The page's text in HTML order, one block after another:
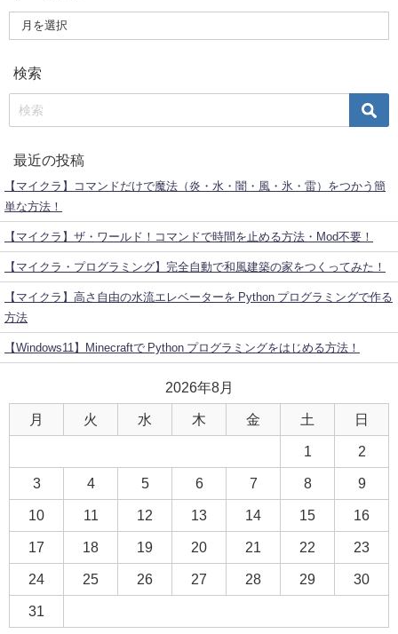
検索
最近の投稿
【マイクラ】コマンドだけで魔法（炎・水・闇・風・氷・雷）をつかう簡
単な方法！
【マイクラ】ザ・ワールド！コマンドで時間を止める方法・Mod不要！
【マイクラ・プログラミング】完全自動で和風建築の家をつくってみた！
【マイクラ】高さ自由の水流エレベーターを Python プログラミングで作る
方法
【Windows11】Minecraftで Python プログラミングをはじめる方法！
2026年8月
月 火 水 木 金 土 日
1 2
3 4 5 6 7 8 9
10 11 12 13 14 15 16
17 18 19 20 21 22 23
24 25 26 27 28 29 30
31